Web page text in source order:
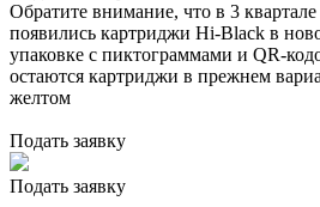
Обратите внимание, что в 3
появились картриджи Hi-Black в
упаковке с пиктограммами и QR-
остаются картриджи в прежнем
желтом
Подать заявку
Подать заявку